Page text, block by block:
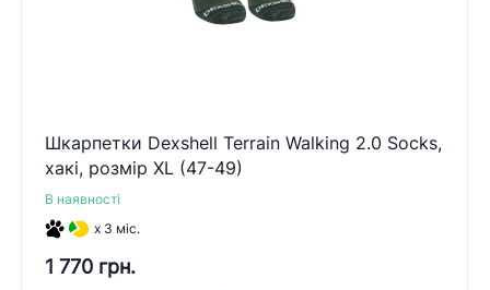
Шкарпетки Dexshell Terrain Walking 2.0 Socks,
хакі, розмір XL (47-49)
В наявності
x 3 міс.
1 770 грн.